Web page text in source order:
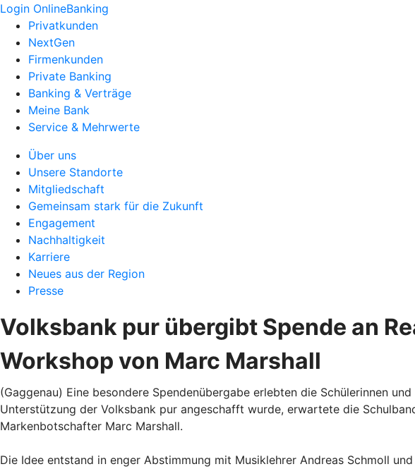
Login OnlineBanking
Privatkunden
NextGen
Firmenkunden
Private Banking
Banking & Verträge
Meine Bank
Service & Mehrwerte
Über uns
Unsere Standorte
Mitgliedschaft
Gemeinsam stark für die Zukunft
Engagement
Nachhaltigkeit
Karriere
Neues aus der Region
Presse
Volksbank pur übergibt Spende an
Workshop von Marc Marshall
(Gaggenau) Eine besondere Spendenübergabe erlebten die Schülerinnen
Unterstützung der Volksbank pur angeschafft wurde, erwartete die
Markenbotschafter Marc Marshall.
Die Idee entstand in enger Abstimmung mit Musiklehrer Andreas Schmoll